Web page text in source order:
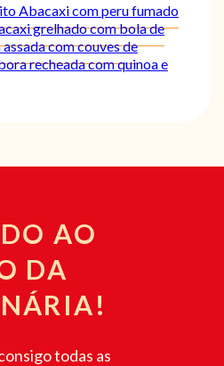
Abacaxi com peru fumado
grelhado com bola de
com couves de
recheada com quinoa e
AO
DA
todas as